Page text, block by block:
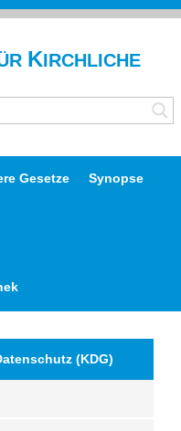
KIRCHLICHE
Gesetze
Synopse
(KDG)